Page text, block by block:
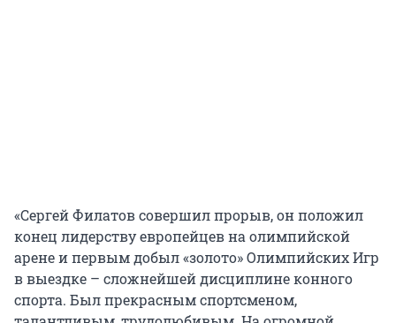
«Сергей Филатов совершил прорыв, он положил
конец лидерству европейцев на олимпийской
арене и первым добыл «золото» Олимпийских Игр
в выездке – сложнейшей дисциплине конного
спорта. Был прекрасным спортсменом,